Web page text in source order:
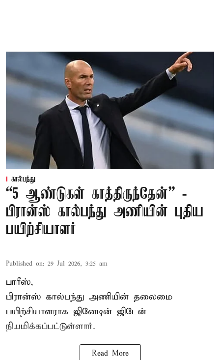
கால்பந்து
“5 ஆண்டுகள் காத்திருந்தேன்” -
பிரான்ஸ் கால்பந்து அணியின் புதிய
பயிற்சியாளர்
Published on: 29 Jul 2026, 3:25 am
பாரீஸ்,
பிரான்ஸ் கால்பந்து அணியின் தலைமை
பயிற்சியாளராக ஜினேடின் ஜிடேன்
நியமிக்கப்பட்டுள்ளார்.
Read More